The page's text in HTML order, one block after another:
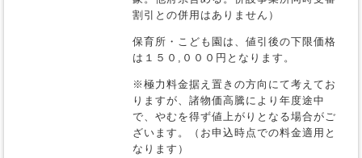
割引との併用はありません）
保育所・こども園は、値引後の下限価格
は１５０,０００円となります。
※極力料金据え置きの方向にて考えてお
りますが、諸物価高騰により年度途中
で、やむを得ず値上がりとなる場合がご
ざいます。（お申込時点での料金適用と
なります）